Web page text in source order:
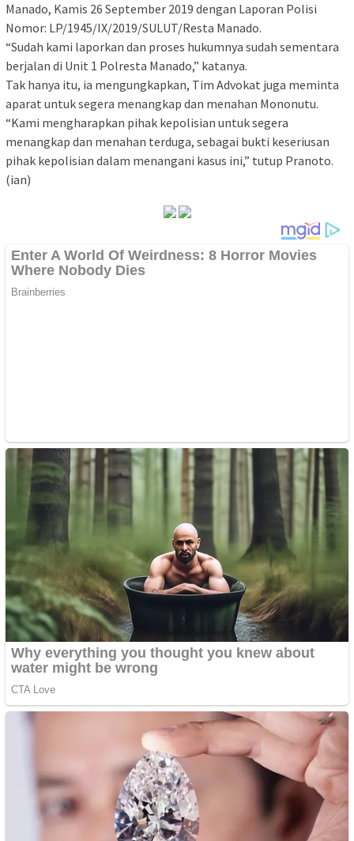
Manado, Kamis 26 September 2019 dengan Laporan Polisi
Nomor: LP/1945/IX/2019/SULUT/Resta Manado.
“Sudah kami laporkan dan proses hukumnya sudah sementara
berjalan di Unit 1 Polresta Manado,” katanya.
Tak hanya itu, ia mengungkapkan, Tim Advokat juga meminta
aparat untuk segera menangkap dan menahan Mononutu.
“Kami mengharapkan pihak kepolisian untuk segera
menangkap dan menahan terduga, sebagai bukti keseriusan
pihak kepolisian dalam menangani kasus ini,” tutup Pranoto.
(ian)